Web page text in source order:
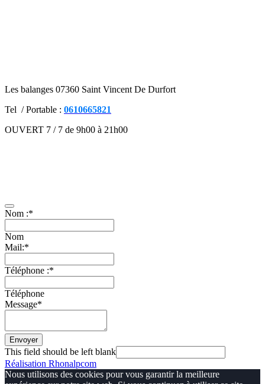
Les balanges 07360 Saint Vincent De Durfort
Tel / Portable : 0610665821
OUVERT 7 / 7 de 9h00 à 21h00
Nom :*
Nom
Mail:*
Téléphone :*
Téléphone
Message*
Envoyer
This field should be left blank
Réalisation Rhonalpcom
Nous utilisons des cookies pour vous garantir la meilleure